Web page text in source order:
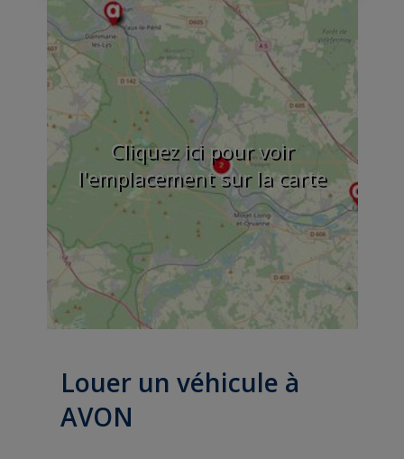
Cliquez ici pour voir
l'emplacement sur la carte
Louer un véhicule à
AVON